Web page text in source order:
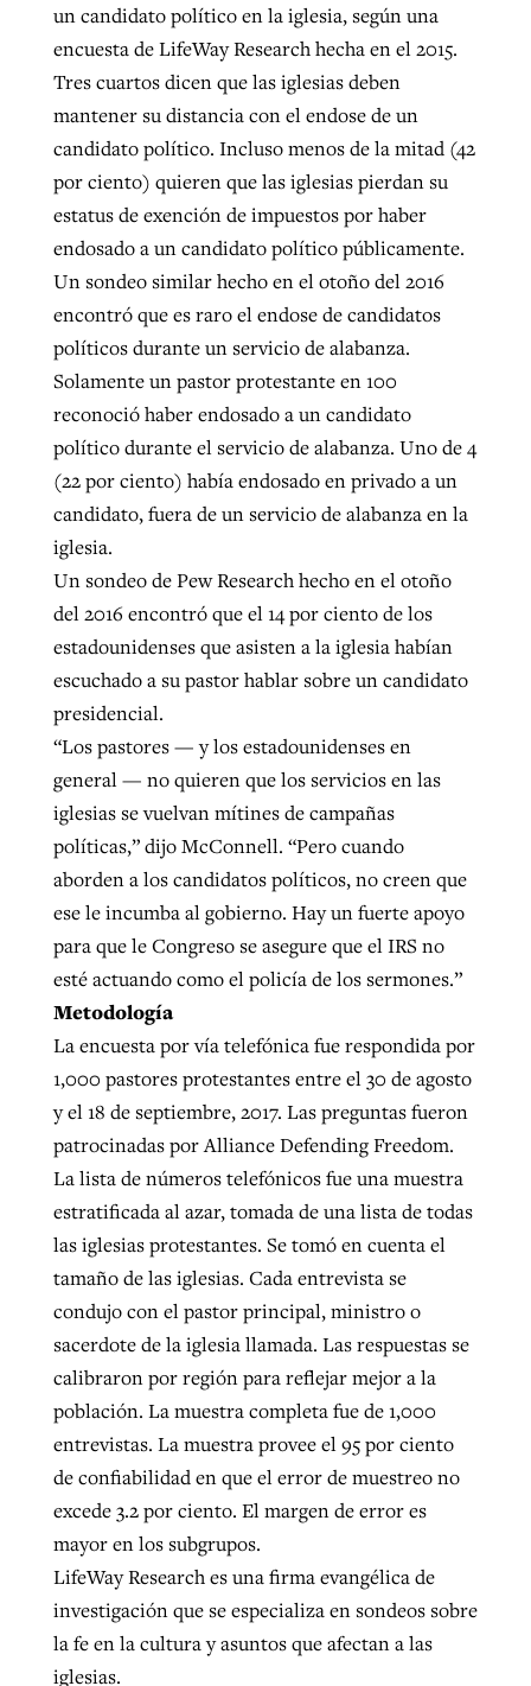
un candidato político en la iglesia, según una
encuesta de LifeWay Research hecha en el 2015.
Tres cuartos dicen que las iglesias deben
mantener su distancia con el endose de un
candidato político. Incluso menos de la mitad (42
por ciento) quieren que las iglesias pierdan su
estatus de exención de impuestos por haber
endosado a un candidato político públicamente.
Un sondeo similar hecho en el otoño del 2016
encontró que es raro el endose de candidatos
políticos durante un servicio de alabanza.
Solamente un pastor protestante en 100
reconoció haber endosado a un candidato
político durante el servicio de alabanza. Uno de 4
(22 por ciento) había endosado en privado a un
candidato, fuera de un servicio de alabanza en la
iglesia.
Un sondeo de Pew Research hecho en el otoño
del 2016 encontró que el 14 por ciento de los
estadounidenses que asisten a la iglesia habían
escuchado a su pastor hablar sobre un candidato
presidencial.
“Los pastores — y los estadounidenses en
general — no quieren que los servicios en las
iglesias se vuelvan mítines de campañas
políticas,” dijo McConnell. “Pero cuando
aborden a los candidatos políticos, no creen que
ese le incumba al gobierno. Hay un fuerte apoyo
para que le Congreso se asegure que el IRS no
esté actuando como el policía de los sermones.”
Metodología
La encuesta por vía telefónica fue respondida por
1,000 pastores protestantes entre el 30 de agosto
y el 18 de septiembre, 2017. Las preguntas fueron
patrocinadas por Alliance Defending Freedom.
La lista de números telefónicos fue una muestra
estratificada al azar, tomada de una lista de todas
las iglesias protestantes. Se tomó en cuenta el
tamaño de las iglesias. Cada entrevista se
condujo con el pastor principal, ministro o
sacerdote de la iglesia llamada. Las respuestas se
calibraron por región para reflejar mejor a la
población. La muestra completa fue de 1,000
entrevistas. La muestra provee el 95 por ciento
de confiabilidad en que el error de muestreo no
excede 3.2 por ciento. El margen de error es
mayor en los subgrupos.
LifeWay Research es una firma evangélica de
investigación que se especializa en sondeos sobre
la fe en la cultura y asuntos que afectan a las
iglesias.